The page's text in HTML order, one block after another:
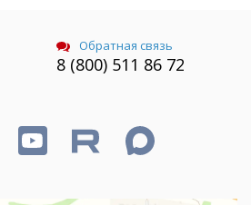
Обратная связь
8 (800) 511 86 72